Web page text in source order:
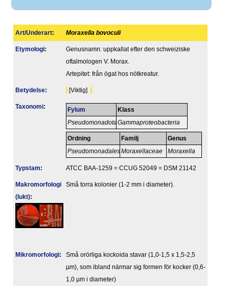
Art/Underart: Moraxella bovoculi
Etymologi:
Genusnamn: uppkallat efter den schweiziske
oftalmologen V. Morax.
Artepitet: från ögat hos nötkreatur.
Betydelse: [Viktig]
Taxonomi: Fylum
Pseudomonadota
Klass
Gammaproteobacteria
Ordning
Pseudomonadales
Familj
Moraxellaceae
Genus
Moraxella
Typstam: ATCC BAA-1259 = CCUG 52049 = DSM 21142
Makromorfologi
(lukt):
Små torra kolonier (1-2 mm i diameter).
Mikromorfologi:
Små orörliga kockoida stavar (1,0-1,5 x 1,5-2,5
µm), som ibland närmar sig formen för kocker (0,6-
1,0 µm i diameter)